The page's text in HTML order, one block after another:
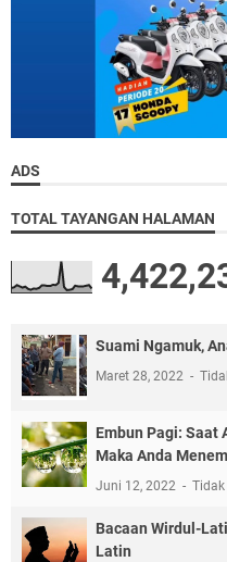
ADS
TOTAL TAYANGAN HALAMAN
Suami Ngamuk,
Maret 28, 2022
Embun Pagi: Saat
Maka Anda
Juni 12, 2022
Bacaan Wirdul-
Latin